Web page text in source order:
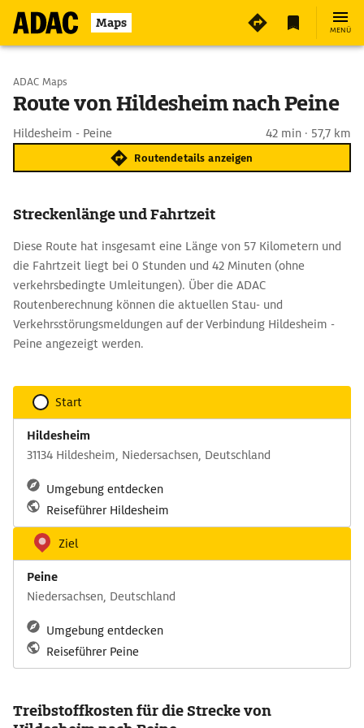
Maps MENÜ
Start wählen
ADAC Maps
Route von Hildesheim nach Peine
Hildesheim - Peine 42 min · 57,7 km
Routendetails anzeigen
Streckenlänge und Fahrtzeit
Diese Route hat insgesamt eine Länge von 57 Kilometern und
die Fahrtzeit liegt bei 0 Stunden und 42 Minuten (ohne
verkehrsbedingte Umleitungen). Über die ADAC
Routenberechnung können die aktuellen Stau- und
Verkehrsstörungsmeldungen auf der Verbindung Hildesheim -
Peine angezeigt werden.
Start
Hildesheim
31134 Hildesheim, Niedersachsen, Deutschland
Umgebung entdecken
Reiseführer Hildesheim
Ziel
Peine
Niedersachsen, Deutschland
Umgebung entdecken
Reiseführer Peine
Treibstoffkosten für die Strecke von